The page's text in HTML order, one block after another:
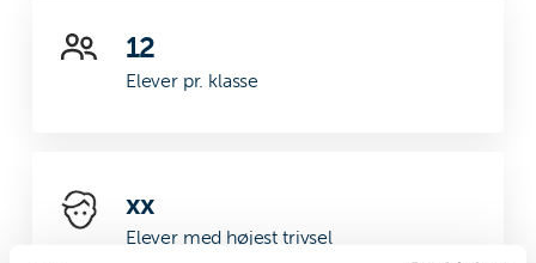
12
Elever pr. klasse
xx
Elever med højest trivsel